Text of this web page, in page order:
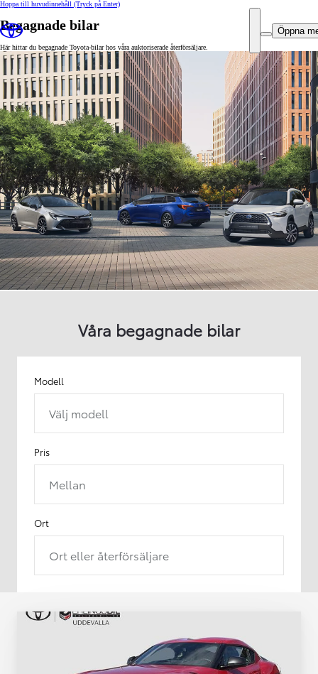
Hoppa till huvudinnehåll (Tryck på Enter)
Öppna
Begagnade bilar
Här hittar du begagnade Toyota-bilar hos våra auktoriserade återförsäljare.
Våra begagnade bilar
Modell
Välj modell
Pris
Mellan
Ort
Ort eller återförsäljare